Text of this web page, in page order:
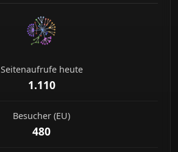
Seitenaufrufe heute
1.110
Besucher (EU)
480